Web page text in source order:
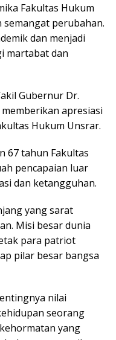
Fakultas Hukum
perubahan.
dan menjadi
martabat dan
Gubernur Dr.
apresiasi
Hukum Unsrar.
67 tahun Fakultas
pencapaian luar
dan ketangguhan.
yang sarat
Misi besar dunia
para patriot
pilar besar bangsa
nilai
seorang
yang